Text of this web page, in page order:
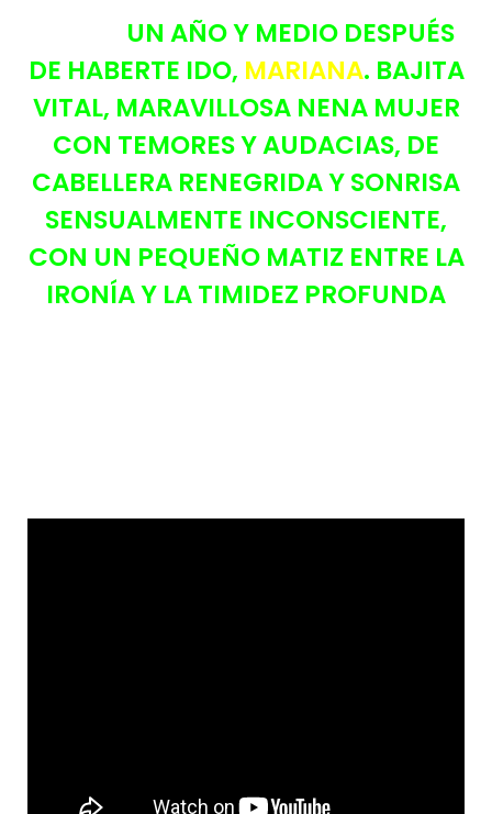
UN AÑO Y MEDIO DESPUÉS
DE HABERTE IDO, MARIANA. BAJITA
VITAL, MARAVILLOSA NENA MUJER
CON TEMORES Y AUDACIAS, DE
CABELLERA RENEGRIDA Y SONRISA
SENSUALMENTE INCONSCIENTE,
CON UN PEQUEÑO MATIZ ENTRE LA
IRONÍA Y LA TIMIDEZ PROFUNDA